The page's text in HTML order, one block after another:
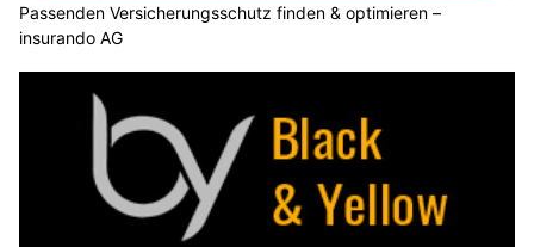
Passenden Versicherungsschutz finden & optimieren –
insurando AG